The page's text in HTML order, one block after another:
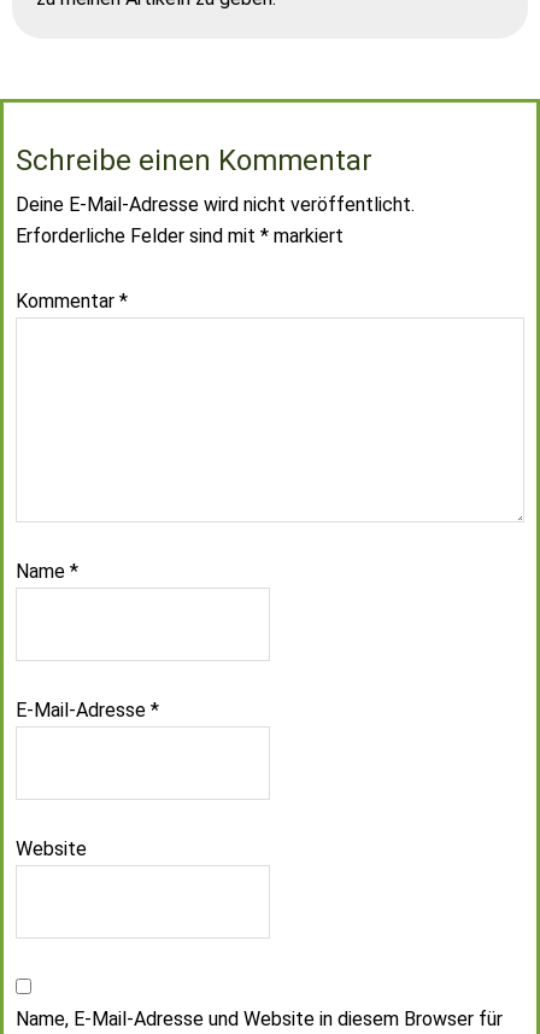
Schreibe einen Kommentar
Deine E-Mail-Adresse wird nicht veröffentlicht.
Erforderliche Felder sind mit * markiert
Kommentar *
Name *
E-Mail-Adresse *
Website
Name, E-Mail-Adresse und Website in diesem Browser für